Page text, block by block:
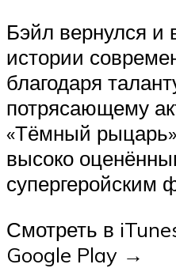
Бэйл вернулся и
истории
благодаря
потрясающему
«Тёмный
высоко
супергеройским
Смотреть в
Google Play →